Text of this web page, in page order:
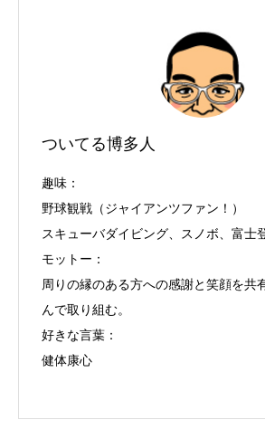
ついてる博多人
趣味：
野球観戦（ジャイアンツファン！）
スキューバダイビング、スノボ、富士
モットー：
周りの縁のある方への感謝と笑顔を共
んで取り組む。
好きな言葉：
健体康心